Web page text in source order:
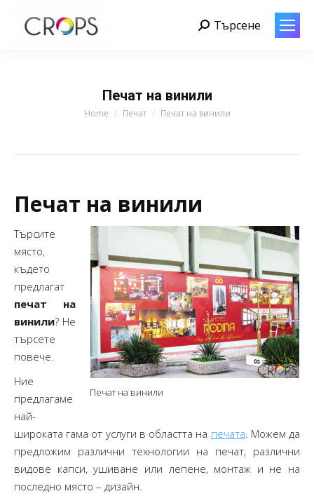
Search:
Търсене
Печат на винили
You are here:
Home Печат Печат на винили
Печат на винили
Печат на винили
Търсите
място,
където
предлагат
печат на
винили? Не
търсете
повече.
Ние
предлагаме
най-
широката гама от услуги в областта на печата. Можем да
предложим различни технологии на печат, различни
видове капси, ушиване или лепене, монтаж и не на
последно място – дизайн.